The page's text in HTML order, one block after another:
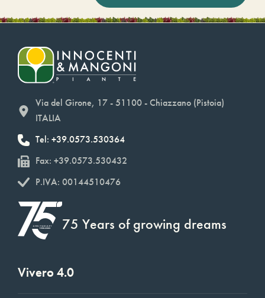
Via del Girone, 17 - 51100 - Chiazzano (Pistoia)
ITALIA
Tel: +39.0573.530364
Fax: +39.0573.530432
P.IVA: 00144510476
75 Years of growing dreams
Vivero 4.0